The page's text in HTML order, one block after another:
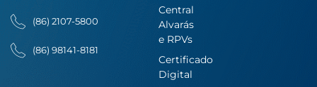
(86) 2107-5800
(86) 98141-8181
Central
Alvarás
e RPVs
Certificado
Digital